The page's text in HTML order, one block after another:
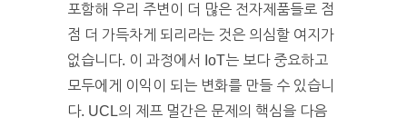
포함해 우리 주변이 더 많은 전자제품들로 점
점 더 가득차게 되리라는 것은 의심할 여지가
없습니다. 이 과정에서 IoT는 보다 중요하고
모두에게 이익이 되는 변화를 만들 수 있습니
다. UCL의 제프 멀간은 문제의 핵심을 다음